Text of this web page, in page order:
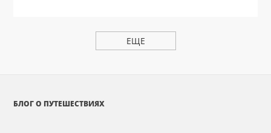
ЕЩЕ
БЛОГ О ПУТЕШЕСТВИЯХ